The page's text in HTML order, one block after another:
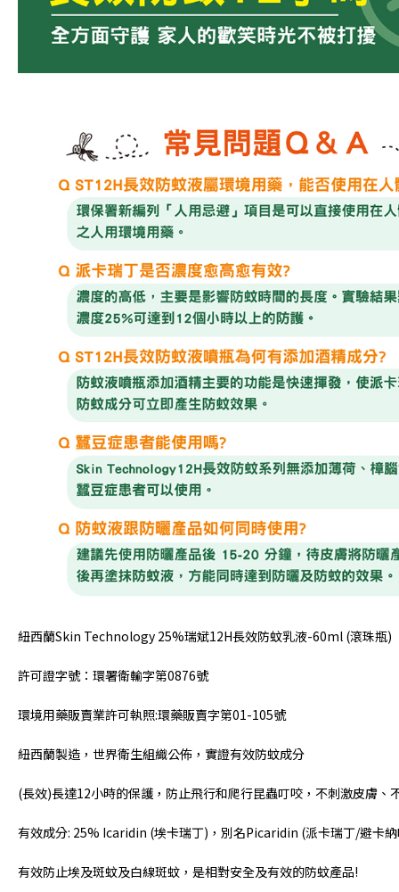
紐西蘭Skin Technology 25%瑞斌12H長效防蚊乳液-60ml (滾珠瓶)
許可證字號：環署衛輸字第0876號
環境用藥販賣業許可執照:環藥販賣字第01-105號
紐西蘭製造，世界衛生組織公佈，實證有效防蚊成分
(長效)長達12小時的保護，防止飛行和爬行昆蟲叮咬，不刺激皮膚、
有效成分: 25% Icaridin (埃卡瑞丁)，別名Picaridin (派卡瑞丁/避卡
有效防止埃及斑蚊及白線斑蚊，是相對安全及有效的防蚊產品!